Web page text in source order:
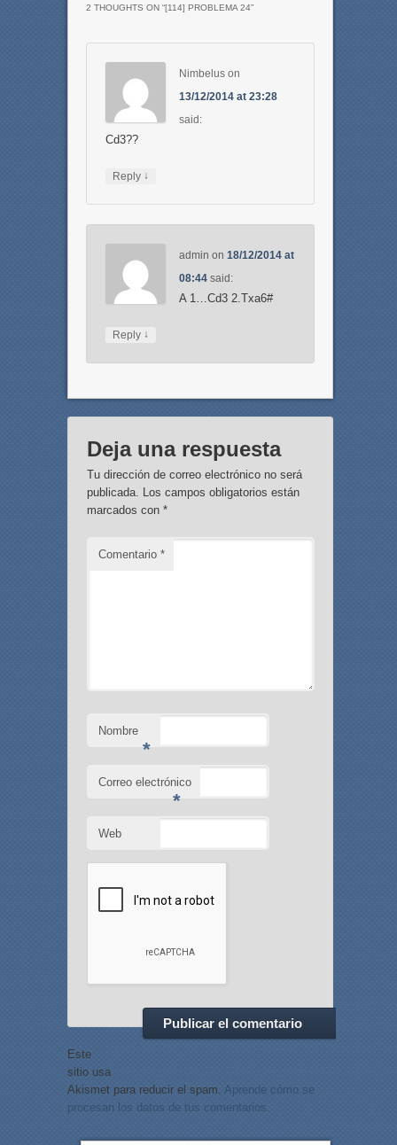
2 THOUGHTS ON “[114] PROBLEMA 24”
Nimbeluson
13/12/2014 at 23:28
said:
Cd3??
Reply ↓
admin on 18/12/2014 at
08:44 said:
A 1…Cd3 2.Txa6#
Reply ↓
Deja una respuesta
Tu dirección de correo electrónico no será
publicada. Los campos obligatorios están
marcados con *
Comentario *
Nombre
*
Correo electrónico
*
Web
Este
sitio usa
Akismet para reducir el spam. Aprende cómo se
procesan los datos de tus comentarios.